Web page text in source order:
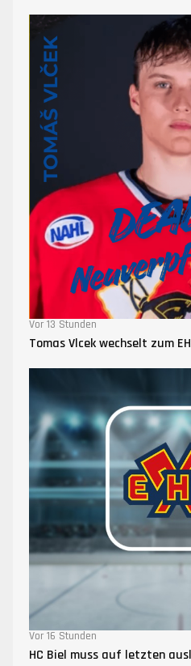
Vor 13 Stunden
Tomas Vlcek wechselt zum
Vor 16 Stunden
HC Biel muss auf letzten